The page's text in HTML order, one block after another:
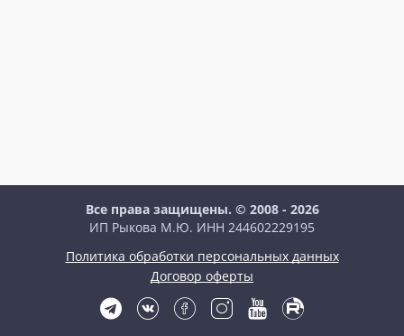
Все права защищены. © 2008 - 2026
ИП Рыкова М.Ю. ИНН 244602229195
Политика обработки персональных данных
Договор оферты